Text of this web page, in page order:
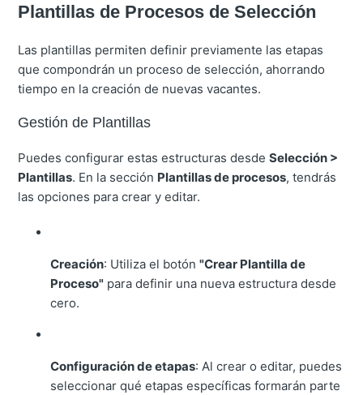
Plantillas de Procesos de Selección
Las plantillas permiten definir previamente las etapas
que compondrán un proceso de selección, ahorrando
tiempo en la creación de nuevas vacantes.
Gestión de Plantillas
Puedes configurar estas estructuras desdeSelección >
Plantillas. En la sección Plantillas de procesos, tendrás
las opciones para crear y editar.
Creación: Utiliza el botón"Crear Plantilla de
Proceso" para definir una nueva estructura desde
cero.
Configuración de etapas: Al crear o editar, puedes
seleccionar qué etapas específicas formarán parte